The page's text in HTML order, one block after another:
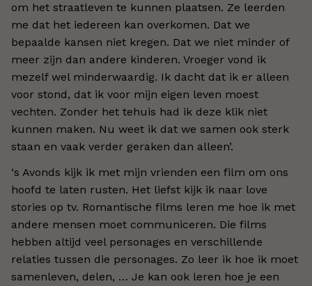
om het straatleven te kunnen plaatsen. Ze leerden
me dat het iedereen kan overkomen. Dat we
bepaalde kansen niet kregen. Dat we niet minder of
meer zijn dan andere kinderen. Vroeger vond ik
mezelf wel minderwaardig. Ik dacht dat ik er alleen
voor stond, dat ik voor mijn eigen leven moest
vechten. Zonder het tehuis had ik deze klik niet
kunnen maken. Nu weet ik dat we samen ook sterk
staan en vaak verder geraken dan alleen’.
‘s Avonds kijk ik met mijn vrienden een film om ons
hoofd te laten rusten. Het liefst kijk ik naar love
stories op tv. Romantische films leren me hoe ik met
andere mensen moet communiceren. Die films
hebben altijd veel personages en verschillende
relaties tussen die personages. Zo leer ik hoe ik moet
samenleven, delen, … Je kan ook leren hoe je een